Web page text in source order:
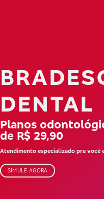
DENTAL
Planos
de R$ 29,90
Atendimento especializado pra você
SIMULE AGORA